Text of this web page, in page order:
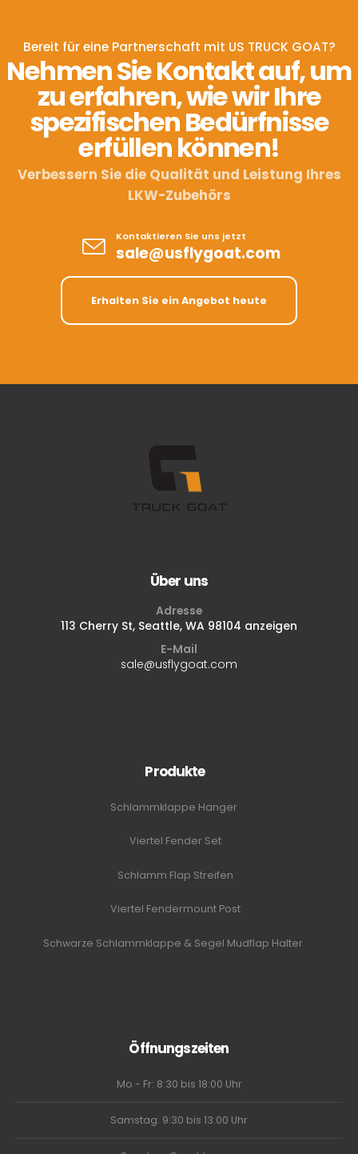
Bereit für eine Partnerschaft mit US TRUCK GOAT?
Nehmen Sie Kontakt auf, um
zu erfahren, wie wir Ihre
spezifischen Bedürfnisse
erfüllen können!
Verbessern Sie die Qualität und Leistung Ihres
LKW-Zubehörs
Kontaktieren Sie uns jetzt
sale@usflygoat.com
Erhalten Sie ein Angebot heute
Über uns
Adresse
113 Cherry St, Seattle, WA 98104 anzeigen
E-Mail
sale@usflygoat.com
Produkte
Schlammklappe Hanger
Viertel Fender Set
Schlamm Flap Streifen
Viertel Fendermount Post
Schwarze Schlammklappe & Segel Mudflap Halter
Öffnungszeiten
Mo - Fr: 8:30 bis 18:00 Uhr
Samstag: 9:30 bis 13:00 Uhr